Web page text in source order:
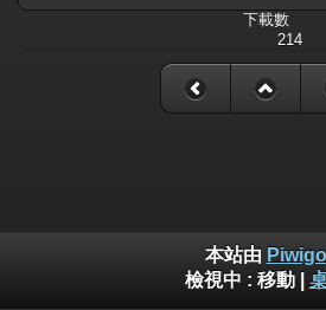
下載數
214
本站由 Piwigo
檢視中 : 移動|